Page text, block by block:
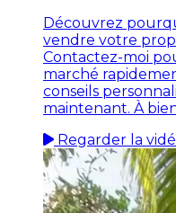
Découvrez
vendre votre
Contactez-moi
marché
conseils
maintenant. À
Regarder la